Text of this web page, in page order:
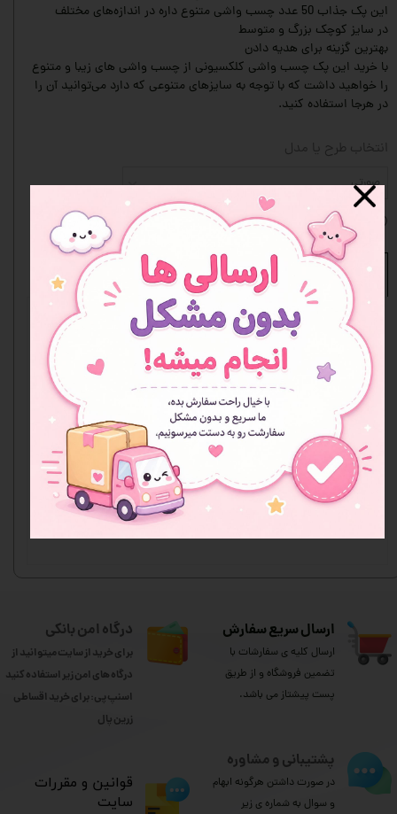
این پک جذاب 50 عدد چسب واشی متنوع داره در اندازه‌های مختلف
در سایز کوچک بزرگ و متوسط
بهترین گزینه برای هدیه دادن
با خرید این پک چسب واشی کلکسیونی از چسب واشی های زیبا و متنوع
را خواهید داشت که با توجه به سایزهای متنوعی که دارد می‌توانید آن را
در هرجا استفاده کنید.
انتخاب طرح یا مدل
صورتی
افزودن به علاقه مندی ها
نظرات
هنوز نظری ثبت نشده
اولین نفری باشید که نظر می‌دهید
ثبت نظر
ارسال سریع سفارش
ارسال کلیه ی سفارشات با
تضمین فروشگاه و از طریق
پست پیشتاز می باشد.
درگاه امن بانکی
برای خرید از سایت میتوانید از
درگاه های امن زیر استفاده کنید
اسنپ پی: برای خرید اقساطی
​​​​​​​زرین پال
پشتیبانی و مشاوره
در صورت داشتن هرگونه ابهام
و سوال به شماره ی زیر
​قوانین و مقررات
سایت